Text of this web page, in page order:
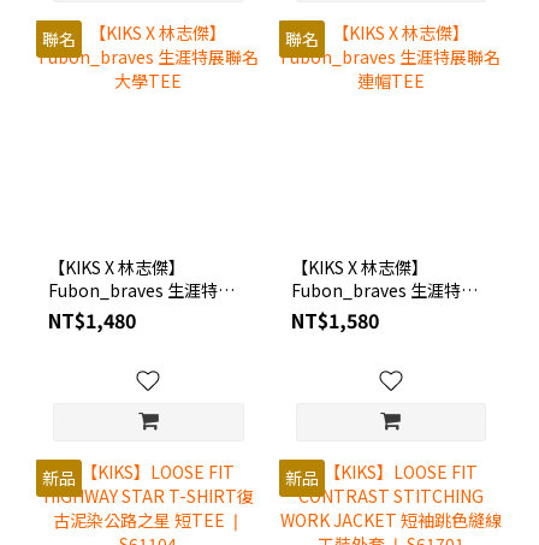
聯名
【KIKS X 林志傑】
Fubon_braves 生涯特展
聯名大學TEE
NT$1,480
聯名
【KIKS X 林志傑】
Fubon_braves 生涯特展
聯名連帽TEE
NT$1,580
新品 新品